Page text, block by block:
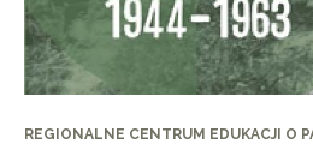
REGIONALNE CENTRUM EDUKACJI O